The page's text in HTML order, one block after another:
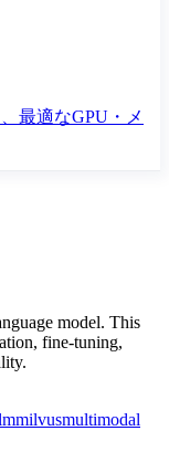
最適なGPU・メ
model. This
fine-tuning,
milvusmultimodal